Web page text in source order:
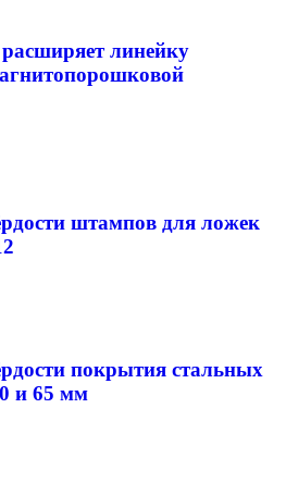
линейку
штампов для ложек
покрытия стальных
и 65 мм